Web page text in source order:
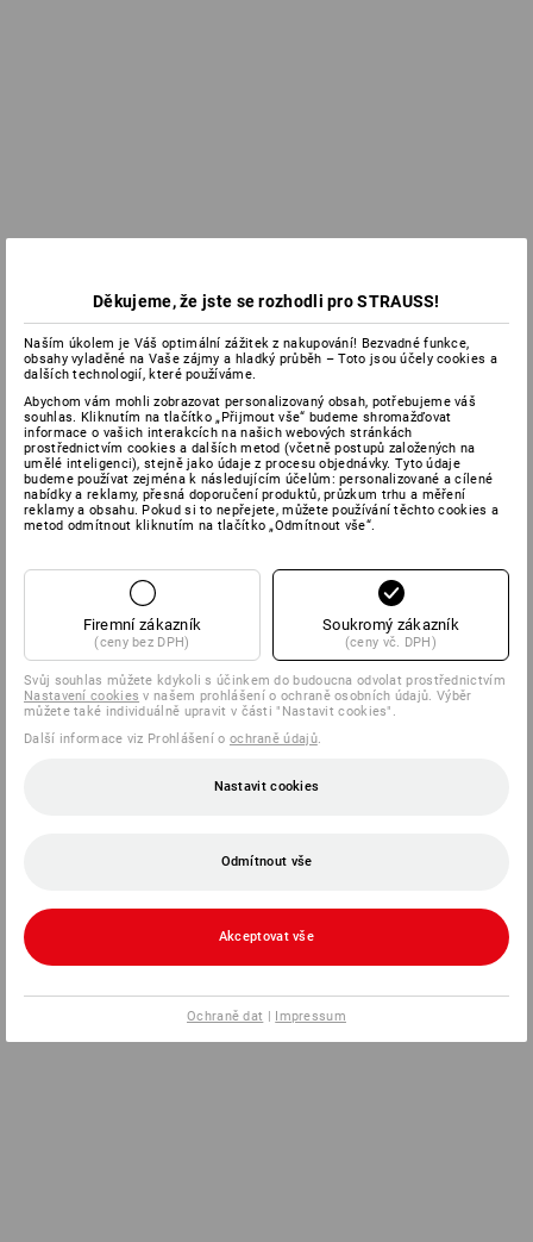
Děkujeme, že jste se rozhodli pro STRAUSS!
Naším úkolem je Váš optimální zážitek z nakupování! Bezvadné funkce,
obsahy vyladěné na Vaše zájmy a hladký průběh – Toto jsou účely cookies a
dalších technologií, které používáme.
Abychom vám mohli zobrazovat personalizovaný obsah, potřebujeme váš
souhlas. Kliknutím na tlačítko „Přijmout vše“ budeme shromažďovat
informace o vašich interakcích na našich webových stránkách
prostřednictvím cookies a dalších metod (včetně postupů založených na
umělé inteligenci), stejně jako údaje z procesu objednávky. Tyto údaje
budeme používat zejména k následujícím účelům: personalizované a cílené
nabídky a reklamy, přesná doporučení produktů, průzkum trhu a měření
reklamy a obsahu. Pokud si to nepřejete, můžete používání těchto cookies a
metod odmítnout kliknutím na tlačítko „Odmítnout vše“.
Firemní zákazník
(ceny bez DPH)
Soukromý zákazník
(ceny vč. DPH)
Svůj souhlas můžete kdykoli s účinkem do budoucna odvolat prostřednictvím
Nastavení cookies v našem prohlášení o ochraně osobních údajů. Výběr
můžete také individuálně upravit v části "Nastavit cookies".
Další informace viz Prohlášení o ochraně údajů.
Nastavit cookies
Odmítnout vše
Akceptovat vše
Ochraně dat | Impressum